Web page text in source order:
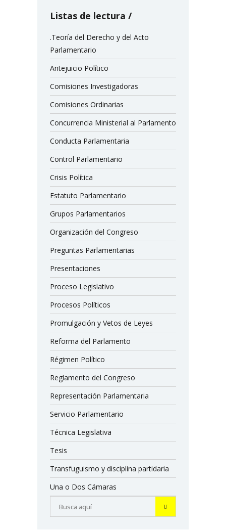
Listas de lectura
.Teoría del Derecho y del Acto
Parlamentario
Antejuicio Político
Comisiones Investigadoras
Comisiones Ordinarias
Concurrencia Ministerial al Parlamento
Conducta Parlamentaria
Control Parlamentario
Crisis Política
Estatuto Parlamentario
Grupos Parlamentarios
Organización del Congreso
Preguntas Parlamentarias
Presentaciones
Proceso Legislativo
Procesos Políticos
Promulgación y Vetos de Leyes
Reforma del Parlamento
Régimen Político
Reglamento del Congreso
Representación Parlamentaria
Servicio Parlamentario
Técnica Legislativa
Tesis
Transfuguismo y disciplina partidaria
Una o Dos Cámaras